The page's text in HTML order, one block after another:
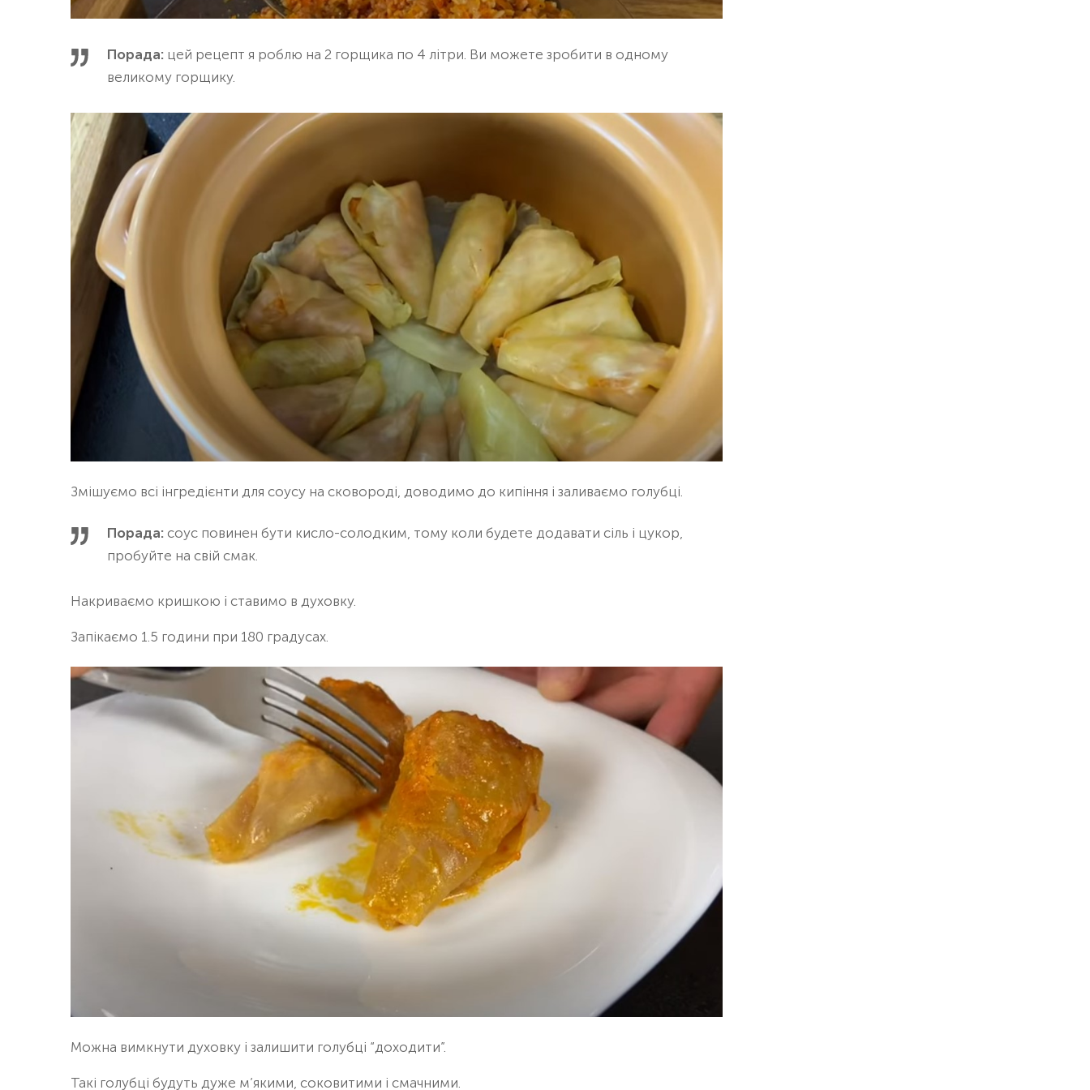
Порада: цей рецепт я роблю на 2 горщика по 4 літри. Ви можете зробити в одному
великому горщику.
Змішуємо всі інгредієнти для соусу на сковороді, доводимо до кипіння і заливаємо голубці.
Порада: соус повинен бути кисло-солодким, тому коли будете додавати сіль і цукор,
пробуйте на свій смак.
Накриваємо кришкою і ставимо в духовку.
Запікаємо 1.5 години при 180 градусах.
Можна вимкнути духовку і залишити голубці “доходити”.
Такі голубці будуть дуже м’якими, соковитими і смачними.